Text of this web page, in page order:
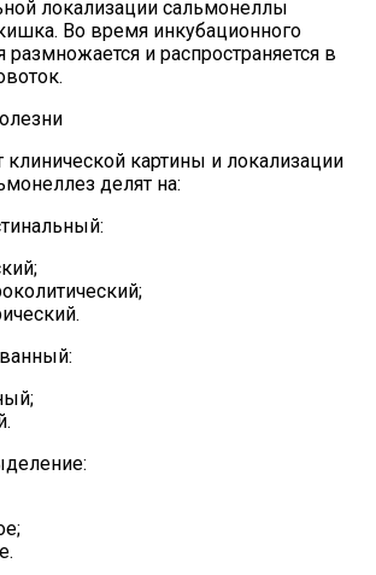
локализации сальмонеллы
Во время инкубационного
размножается и распространяется в
клинической картины и локализации
делят на: